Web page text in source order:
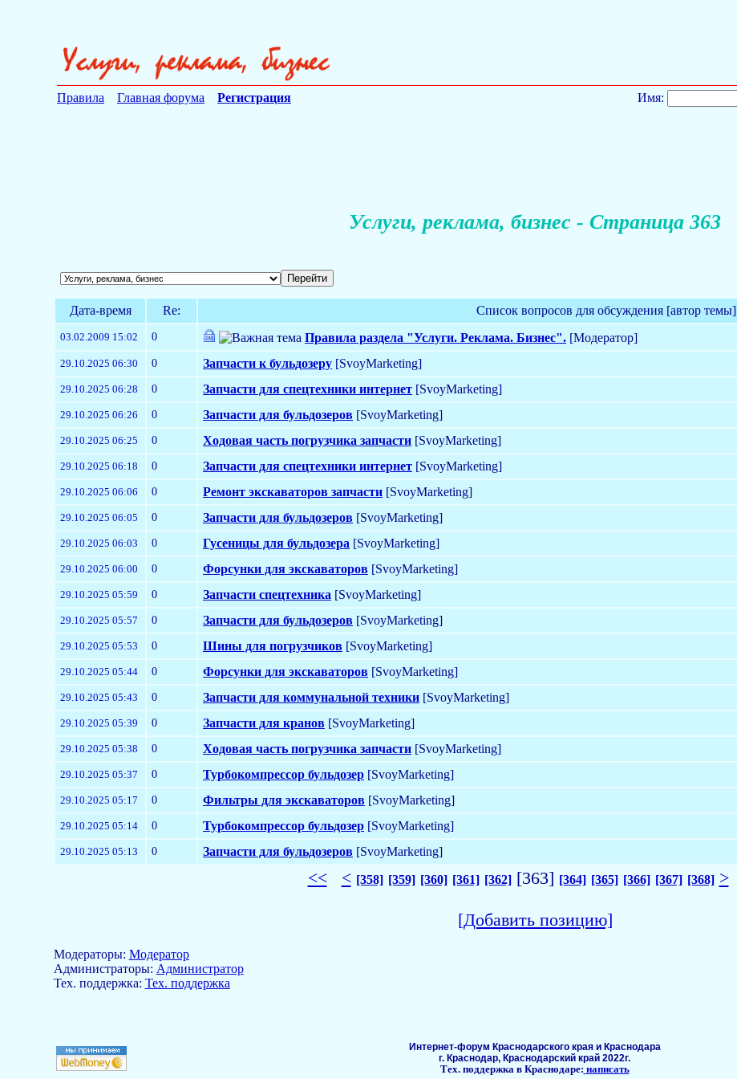
Правила Главная форума Регистрация Имя:
Услуги, реклама, бизнес - Страница 363
Дата-время Re: Список вопросов для обсуждения [автор темы]
03.02.2009 15:02 0 Правила раздела "Услуги. Реклама. Бизнес". [Модератор]
29.10.2025 06:30 0 Запчасти к бульдозеру [SvoyMarketing]
29.10.2025 06:28 0 Запчасти для спецтехники интернет [SvoyMarketing]
29.10.2025 06:26 0 Запчасти для бульдозеров [SvoyMarketing]
29.10.2025 06:25 0 Ходовая часть погрузчика запчасти [SvoyMarketing]
29.10.2025 06:18 0 Запчасти для спецтехники интернет [SvoyMarketing]
29.10.2025 06:06 0 Ремонт экскаваторов запчасти [SvoyMarketing]
29.10.2025 06:05 0 Запчасти для бульдозеров [SvoyMarketing]
29.10.2025 06:03 0 Гусеницы для бульдозера [SvoyMarketing]
29.10.2025 06:00 0 Форсунки для экскаваторов [SvoyMarketing]
29.10.2025 05:59 0 Запчасти спецтехника [SvoyMarketing]
29.10.2025 05:57 0 Запчасти для бульдозеров [SvoyMarketing]
29.10.2025 05:53 0 Шины для погрузчиков [SvoyMarketing]
29.10.2025 05:44 0 Форсунки для экскаваторов [SvoyMarketing]
29.10.2025 05:43 0 Запчасти для коммунальной техники [SvoyMarketing]
29.10.2025 05:39 0 Запчасти для кранов [SvoyMarketing]
29.10.2025 05:38 0 Ходовая часть погрузчика запчасти [SvoyMarketing]
29.10.2025 05:37 0 Турбокомпрессор бульдозер [SvoyMarketing]
29.10.2025 05:17 0 Фильтры для экскаваторов [SvoyMarketing]
29.10.2025 05:14 0 Турбокомпрессор бульдозер [SvoyMarketing]
29.10.2025 05:13 0 Запчасти для бульдозеров [SvoyMarketing]
<< < [358] [359] [360] [361] [362][363] [364] [365] [366] [367] [368] >
[Добавить позицию]
Модераторы: Модератор
Aдминистраторы: Администратор
Тех. поддержка: Тех. поддержка
Интернет-форум Краснодарского края и Краснодара
г. Краснодар, Краснодарский край 2022г.
Тех. поддержка в Краснодаре: написать